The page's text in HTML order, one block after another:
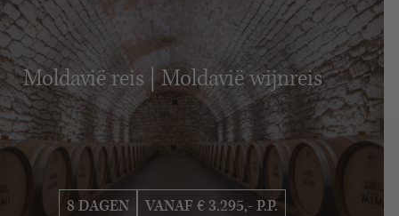
Moldavië reis | Moldavië wijnreis
8 DAGEN VANAF € 3.295,- P.P.